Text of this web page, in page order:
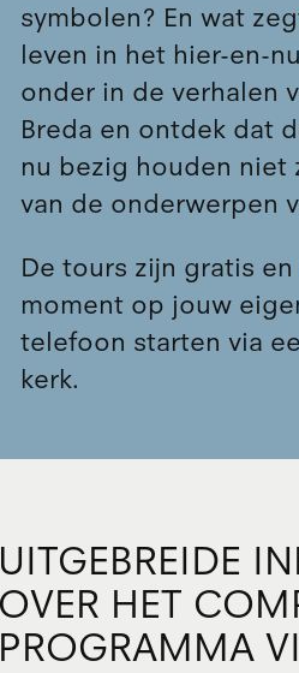
symbolen? En wat
leven in het hier-en-
onder in de verhalen
Breda en ontdek dat
nu bezig houden niet
van de onderwerpen
De tours zijn gratis
moment op jouw
telefoon starten via
kerk.
HET